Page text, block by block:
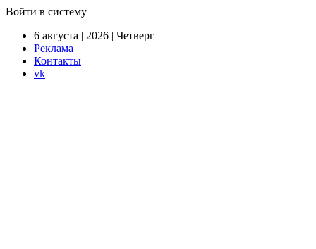
Войти в систему
6 августа | 2026 | Четверг
Реклама
Контакты
vk